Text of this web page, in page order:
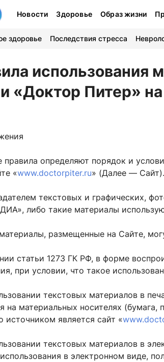
Новости Здоровье Образ жизни
здоровье Последствия стресса
использования
«Доктор Питер»
правила определяют порядок и
«www.doctorpiter.ru» (Далее — Сайт).
текстовых и графических,
либо такие материалы
размещенные на Сайте,
статьи 1273 ГК РФ, в форме
при условии, что такое
текстовых материалов в
на материальных носителях (бумага,
источником является сайт «
текстовых материалов в
в электронном виде,